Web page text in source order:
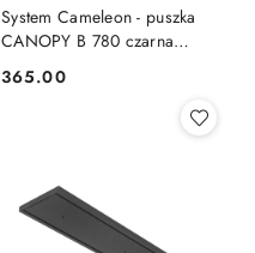
System Cameleon - puszka
CANOPY B 780 czarna
Lighting
Cena:
365.00